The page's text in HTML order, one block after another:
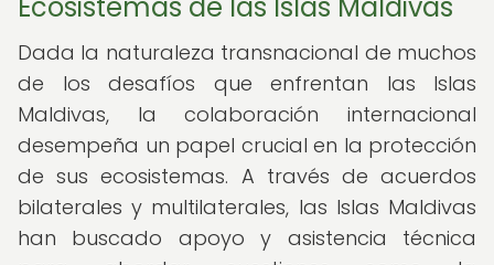
Dada la naturaleza transnacional de muchos
de los desafíos que enfrentan las Islas
Maldivas, la colaboración internacional
desempeña un papel crucial en la protección
de sus ecosistemas. A través de acuerdos
bilaterales y multilaterales, las Islas Maldivas
han buscado apoyo y asistencia técnica